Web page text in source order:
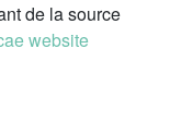
de la source
website